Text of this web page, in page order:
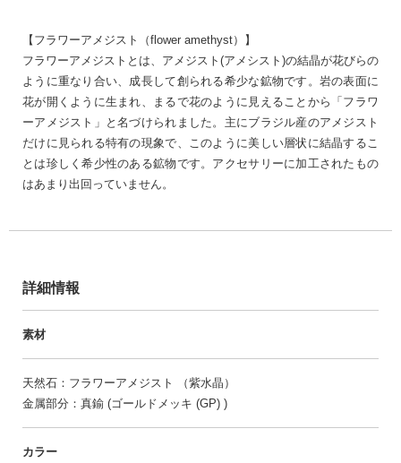
【フラワーアメジスト（flower amethyst）】
フラワーアメジストとは、アメジスト(アメシスト)の結晶が花びらの
ように重なり合い、成長して創られる希少な鉱物です。岩の表面に
花が開くように生まれ、まるで花のように見えることから「フラワ
ーアメジスト」と名づけられました。主にブラジル産のアメジスト
だけに見られる特有の現象で、このように美しい層状に結晶するこ
とは珍しく希少性のある鉱物です。アクセサリーに加工されたもの
はあまり出回っていません。
詳細情報
素材
天然石：フラワーアメジスト （紫水晶）
金属部分：真鍮 (ゴールドメッキ (GP) )
カラー